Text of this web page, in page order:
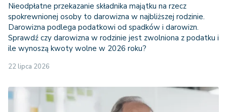
Nieodpłatne przekazanie składnika majątku na rzecz
spokrewnionej osoby to darowizna w najbliższej rodzinie.
Darowizna podlega podatkowi od spadków i darowizn.
Sprawdź czy darowizna w rodzinie jest zwolniona z podatku i
ile wynoszą kwoty wolne w 2026 roku?
22 lipca 2026